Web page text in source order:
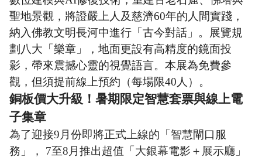
聖地景觀，將證嚴上人及慈濟60年的人間實踐，
納入佛教文明長河中進行「古今對話」。展覽規
劃八大「樂章」，地面更設有高精度的鏡面投
影，帶來震撼心靈的視覺語言。本展為免費參
觀，但須提前線上預約（每場限40人）。
銅板價大升級！暑期限定智慧套票與線上電
子集章
為了迎接9月份即將正式上線的「智慧閘口服
務」， 7至8月推出超值「大銀幕電影＋展示廳」